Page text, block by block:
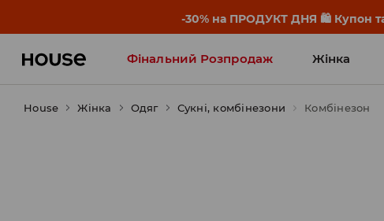
-30% на ПРОДУКТ ДНЯ 🛍️ Купон та
Фінальний Розпродаж Жінка
Influencers' Faves
House Жінка Одяг Сукні, комбінезони Комбінезон